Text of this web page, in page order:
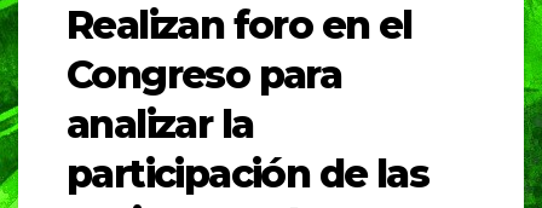
Realizan foro en el
Congreso para
analizar la
participación de las